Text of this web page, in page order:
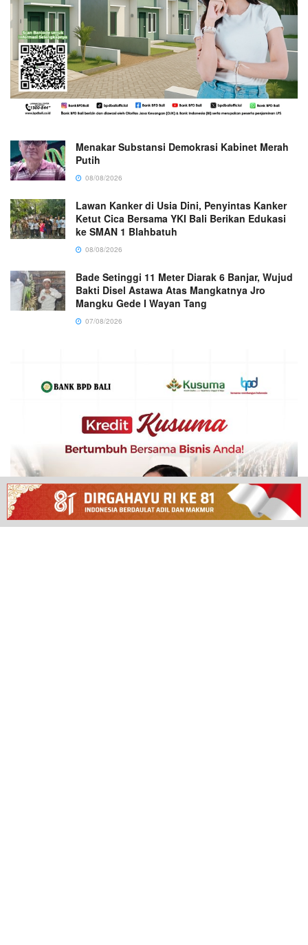
Menakar Substansi Demokrasi Kabinet Merah
Putih
08/08/2026
Lawan Kanker di Usia Dini, Penyintas Kanker
Ketut Cica Bersama YKI Bali Berikan Edukasi
ke SMAN 1 Blahbatuh
08/08/2026
Bade Setinggi 11 Meter Diarak 6 Banjar, Wujud
Bakti Disel Astawa Atas Mangkatnya Jro
Mangku Gede I Wayan Tang
07/08/2026